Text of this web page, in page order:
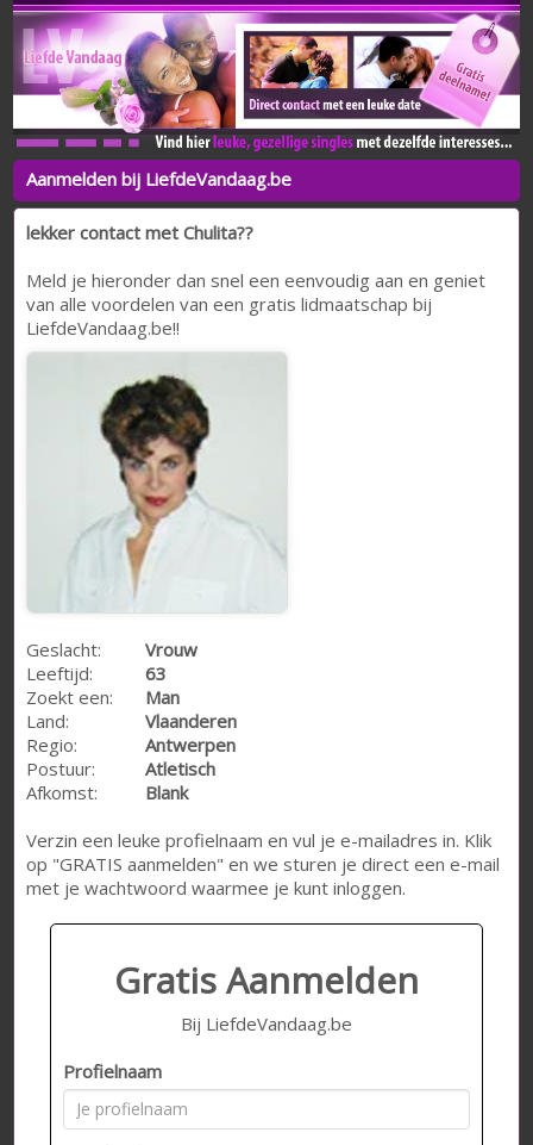
Aanmelden bij LiefdeVandaag.be
lekker contact met Chulita??
Meld je hieronder dan snel een eenvoudig aan en geniet
van alle voordelen van een gratis lidmaatschap bij
LiefdeVandaag.be!!
Geslacht:
Vrouw
Leeftijd:
63
Zoekt een:
Man
Land:
Vlaanderen
Regio:
Antwerpen
Postuur:
Atletisch
Afkomst:
Blank
Verzin een leuke profielnaam en vul je e-mailadres in. Klik
op "GRATIS aanmelden" en we sturen je direct een e-mail
met je wachtwoord waarmee je kunt inloggen.
Gratis Aanmelden
Bij LiefdeVandaag.be
Profielnaam